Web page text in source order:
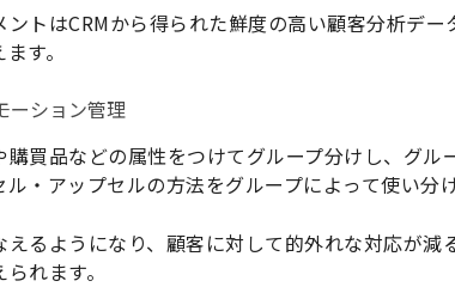
ントはCRMから得られた鮮度の高い顧客分析デ
す。
ーション管理
買品などの属性をつけてグループ分けし、グル
・アップセルの方法をグループによって使い分
るようになり、顧客に対して的外れな対応が減
れます。